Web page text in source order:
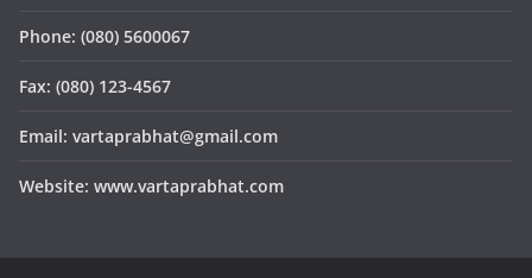
Phone: (080) 5600067
Fax: (080) 123-4567
Email: vartaprabhat@gmail.com
Website: www.vartaprabhat.com